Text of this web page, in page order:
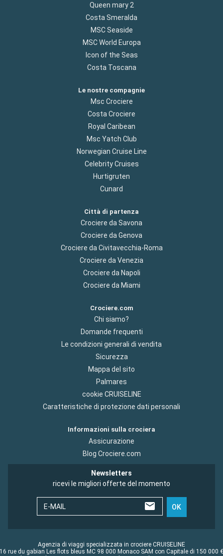
Queen mary 2
Costa Smeralda
MSC Seaside
MSC World Europa
Icon of the Seas
Costa Toscana
Le nostre compagnie
Msc Crociere
Costa Crociere
Royal Caribean
Msc Yatch Club
Norwegian Cruise Line
Celebrity Cruises
Hurtigruten
Cunard
Città di partenza
Crociere da Savona
Crociere da Genova
Crociere da Civitavecchia-Roma
Crociere da Venezia
Crociere da Napoli
Crociere da Miami
Crociere.com
Chi siamo?
Domande frequenti
Le condizioni generali di vendita
Sicurezza
Mappa del sito
Palmares
cookie CRUISELINE
Caratteristiche di protezione dati personali
Informazioni sulla crociera
Assicurazione
Blog Crociere.com
Newsletters
ricevi le migliori offerte del momento
E-MAIL OK
Agenzia di viaggi specializzata in crociere CRUISELINE
16 rue du gabian Les flots bleus MC 98 000 Monaco SAM con Capitale di 150 000 €